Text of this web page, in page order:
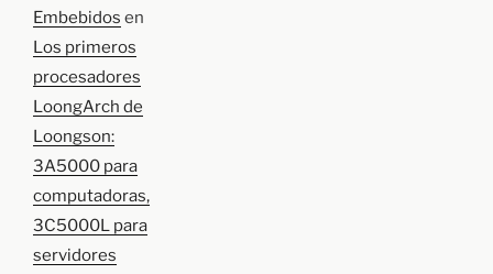
Embebidos en
Los primeros
procesadores
LoongArch de
Loongson:
3A5000 para
computadoras,
3C5000L para
servidores